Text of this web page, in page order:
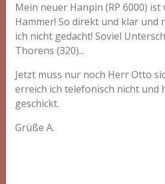
Mein neuer Hanpin (RP 6000)
Hammer! So direkt und klar und
ich nicht gedacht! Soviel
Thorens (320)...
Jetzt muss nur noch Herr Otto
erreich ich telefonisch nicht und
geschickt.
Grüße A.